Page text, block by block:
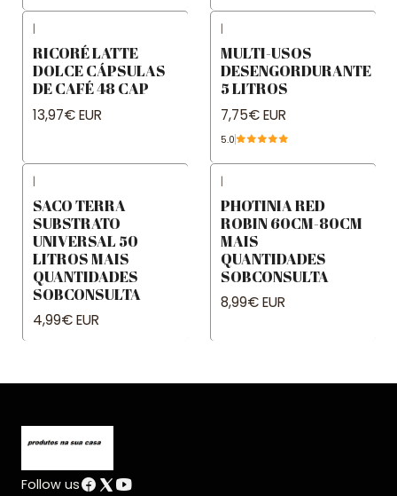
|
RICORÉ LATTE
DOLCE CÁPSULAS
DE CAFÉ 48 CAP
13,97€ EUR
|
MULTI-USOS
DESENGORDURANTE
5 LITROS
7,75€ EUR
5.0
|
SACO TERRA
SUBSTRATO
UNIVERSAL 50
LITROS MAIS
QUANTIDADES
SOBCONSULTA
4,99€ EUR
|
PHOTINIA RED
ROBIN 60CM-80CM
MAIS
QUANTIDADES
SOBCONSULTA
8,99€ EUR
Follow us